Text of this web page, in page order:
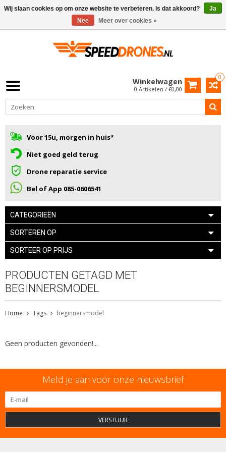
0
Winkelwagen
0 Artikelen / €0,00
Voor 15u, morgen in huis*
Niet goed geld terug
Drone reparatie service
Bel of App 085-0606541
CATEGORIEËN
SORTEREN OP
SORTEER OP PRIJS
PRODUCTEN GETAGD MET
BEGINNERSMODEL
Home Tags beginnersmodel
Geen producten gevonden!...
Meld je aan voor onze nieuwsbrief
VERSTUUR
Wij slaan cookies op om onze website te verbeteren. Is dat akkoord?
Ja
Nee
Meer over cookies »